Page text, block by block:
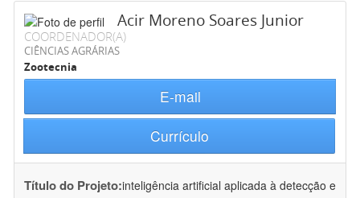
Acir Moreno Soares Junior
COORDENADOR(A)
CIÊNCIAS AGRÁRIAS
Zootecnia
E-mail
Currículo
Título do Projeto:inteligência artificial aplicada à detecção e